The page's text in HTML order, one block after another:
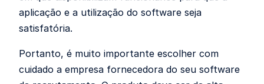
aplicação e a utilização do software seja
satisfatória.
Portanto, é muito importante escolher com
cuidado a empresa fornecedora do seu software